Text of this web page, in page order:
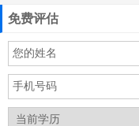
免费评估